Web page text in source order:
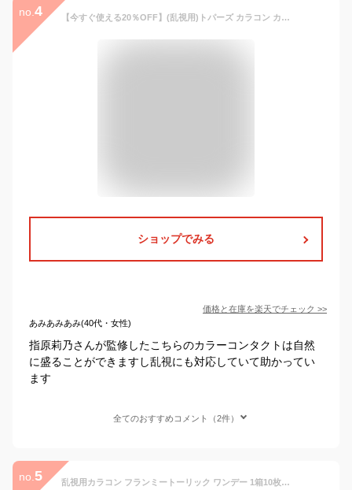
no. 4 【今すぐ使える20％OFF】(乱視用)トパーズ カラコン カラーコンタクト 指原莉乃モデル 10枚入【1箱】ワンデー TOPARDS topards 1DAY 14.2 さっしー AKB さしはら 1日使い捨て 指原 カラコン デートトパーズ 乱視 乱視用 トーリック 乱視用カラーコンタクトレンズ
ショップでみる
価格と在庫を楽天でチェック >>
あみあみあみ(40代・女性)
指原莉乃さんが監修したこちらのカラーコンタクトは自然
に盛ることができますし乱視にも対応していて助かってい
ます
全てのおすすめコメント（2件）
no. 5 乱視用カラコン フランミートーリック ワンデー 1箱10枚 1day 佐々木希 カラー：ソルティーバニラCYL-1.25 度数：-5.00